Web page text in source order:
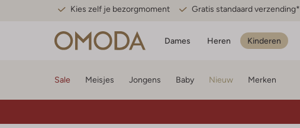
Kies zelf je bezorgmoment Gratis standaard verzending*
Dames Heren Kinderen
Sale Meisjes Jongens Baby Nieuw Merken